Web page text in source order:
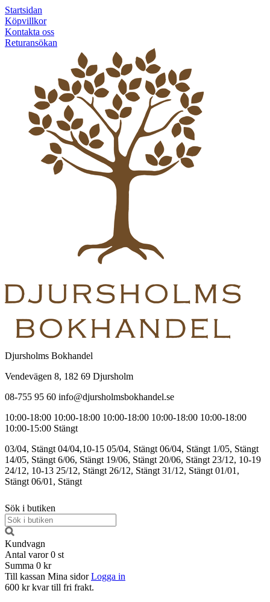
Startsidan
Köpvillkor
Kontakta oss
Returansökan
Djursholms Bokhandel
Vendevägen 8, 182 69 Djursholm
08-755 95 60 info@djursholmsbokhandel.se
10:00-18:00 10:00-18:00 10:00-18:00 10:00-18:00 10:00-18:00
10:00-15:00 Stängt
03/04, Stängt 04/04,10-15 05/04, Stängt 06/04, Stängt 1/05, Stängt
14/05, Stängt 6/06, Stängt 19/06, Stängt 20/06, Stängt 23/12, 10-19
24/12, 10-13 25/12, Stängt 26/12, Stängt 31/12, Stängt 01/01,
Stängt 06/01, Stängt
Sök i butiken
Kundvagn
Antal varor 0 st
Summa 0 kr
Till kassan Mina sidor Logga in
600 kr kvar till fri frakt.